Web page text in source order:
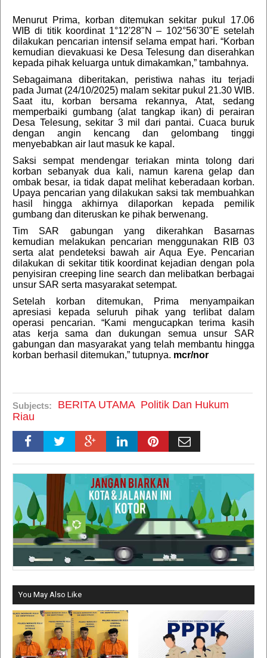
Menurut Prima, korban ditemukan sekitar pukul 17.06
WIB di titik koordinat 1°12'28"N – 102°56'30"E setelah
dilakukan pencarian intensif selama empat hari. “Korban
kemudian dievakuasi ke Desa Telesung dan diserahkan
kepada pihak keluarga untuk dimakamkan,” tambahnya.
Sebagaimana diberitakan, peristiwa nahas itu terjadi
pada Jumat (24/10/2025) malam sekitar pukul 21.30 WIB.
Saat itu, korban bersama rekannya, Atat, sedang
memperbaiki gumbang (alat tangkap ikan) di perairan
Desa Telesung, sekitar 3 mil dari pantai. Cuaca buruk
dengan angin kencang dan gelombang tinggi
menyebabkan air laut masuk ke kapal.
Saksi sempat mendengar teriakan minta tolong dari
korban sebanyak dua kali, namun karena gelap dan
ombak besar, ia tidak dapat melihat keberadaan korban.
Upaya pencarian yang dilakukan saksi tak membuahkan
hasil hingga akhirnya dilaporkan kepada pemilik
gumbang dan diteruskan ke pihak berwenang.
Tim SAR gabungan yang dikerahkan Basarnas
kemudian melakukan pencarian menggunakan RIB 03
serta alat pendeteksi bawah air Aqua Eye. Pencarian
dilakukan di sekitar titik koordinat kejadian dengan pola
penyisiran creeping line search dan melibatkan berbagai
unsur SAR serta masyarakat setempat.
Setelah korban ditemukan, Prima menyampaikan
apresiasi kepada seluruh pihak yang terlibat dalam
operasi pencarian. “Kami mengucapkan terima kasih
atas kerja sama dan dukungan semua unsur SAR
gabungan dan masyarakat yang telah membantu hingga
korban berhasil ditemukan,” tutupnya. mcr/nor
Subjects: BERITA UTAMA Politik Dan Hukum
Riau
You May Also Like